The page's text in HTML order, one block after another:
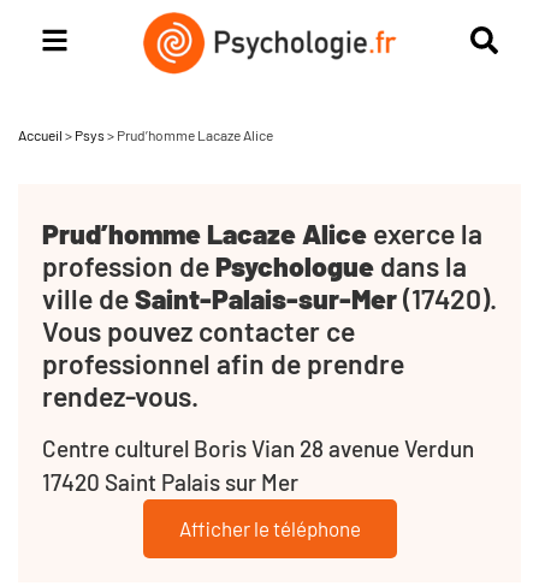
Accueil > Psys > Prud’homme Lacaze Alice
Prud’homme Lacaze Alice exerce la
profession dePsychologue dans la
ville deSaint-Palais-sur-Mer(17420).
Vous pouvez contacter ce
professionnel afin de prendre
rendez-vous.
Centre culturel Boris Vian 28 avenue Verdun
17420 Saint Palais sur Mer
Afficher le téléphone